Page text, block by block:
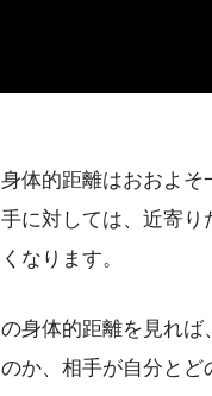
体的距離はおおよ
に対しては、近寄
なります。
身体的距離を見れ
か、相手が自分と